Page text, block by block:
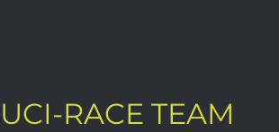
UCI-RACE TEAM